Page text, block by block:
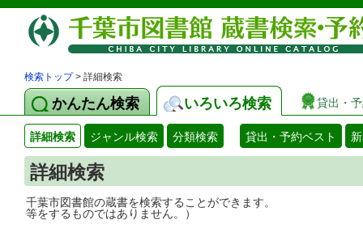
検索トップ> 詳細検索
かんたん検索 いろいろ検索 貸出・
詳細検索 ジャンル検索 分類検索 貸出・予約ベスト
詳細検索
千葉市図書館の蔵書を検索することがで
等をするものではありません。）